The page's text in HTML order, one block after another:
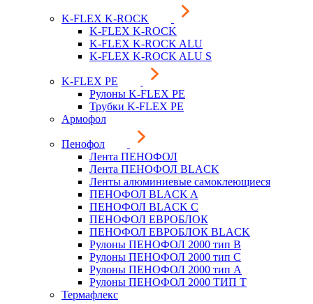
K-FLEX K-ROCK
K-FLEX K-ROCK
K-FLEX K-ROCK ALU
K-FLEX K-ROCK ALU S
K-FLEX PE
Рулоны K-FLEX PE
Трубки K-FLEX PE
Армофол
Пенофол
Лента ПЕНОФОЛ
Лента ПЕНОФОЛ BLACK
Ленты алюминиевые самоклеющиеся
ПЕНОФОЛ BLACK A
ПЕНОФОЛ BLACK С
ПЕНОФОЛ ЕВРОБЛОК
ПЕНОФОЛ ЕВРОБЛОК BLACK
Рулоны ПЕНОФОЛ 2000 тип B
Рулоны ПЕНОФОЛ 2000 тип C
Рулоны ПЕНОФОЛ 2000 тип А
Рулоны ПЕНОФОЛ 2000 ТИП Т
Термафлекс